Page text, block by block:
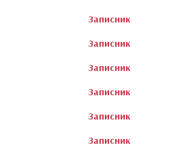
Записник
Записник
Записник
Записник
Записник
Записник